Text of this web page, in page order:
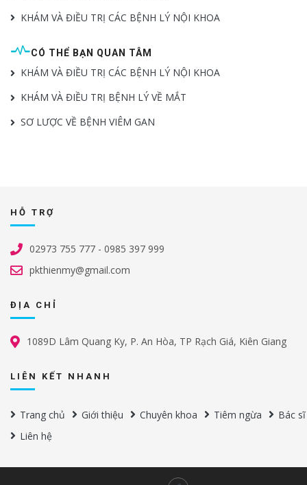
KHÁM VÀ ĐIỀU TRỊ CÁC BỆNH LÝ NỘI KHOA
CÓ THỂ BẠN QUAN TÂM
KHÁM VÀ ĐIỀU TRỊ CÁC BỆNH LÝ NỘI KHOA
KHÁM VÀ ĐIỀU TRỊ BỆNH LÝ VỀ MẮT
SƠ LƯỢC VỀ BỆNH VIÊM GAN
HỖ TRỢ
02973 755 777 - 0985 397 999
pkthienmy@gmail.com
ĐỊA CHỈ
1089D Lâm Quang Ky, P. An Hòa, TP Rạch Giá, Kiên Giang
LIÊN KẾT NHANH
Trang chủ Giới thiệu Chuyên khoa Tiêm ngừa
Bác sĩ
Liên hệ